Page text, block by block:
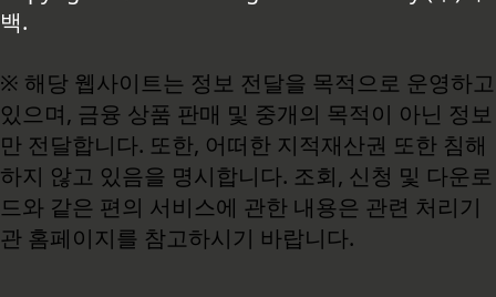
백.
※ 해당 웹사이트는 정보 전달을 목적으로 운영하고
있으며, 금융 상품 판매 및 중개의 목적이 아닌 정보
만 전달합니다. 또한, 어떠한 지적재산권 또한 침해
하지 않고 있음을 명시합니다. 조회, 신청 및 다운로
드와 같은 편의 서비스에 관한 내용은 관련 처리기
관 홈페이지를 참고하시기 바랍니다.